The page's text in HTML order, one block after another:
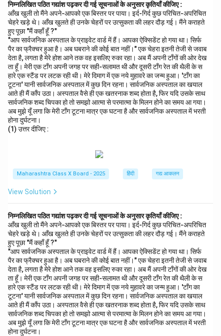
Step 2: 'आवाज ने मेरा ध्यान बांध लिया' कारक भेद
इस वाक्य में आवाज क्रिया का कारण या प्रेरक है, जो ध्यान आकर्षित
करती है। यह वाक्य प्रेरक कारक का उदाहरण है, क्योंकि आवाज ने
व्यक्ति के ध्यान को आकर्षित किया।
Download Solution in PDF
निम्नलिखित पठित गद्यांश पढ़कर दी गई सूचनाओं के अनुसार कृतियाँ कीजिए :
आँख खुली तो मैंने अपने-आपको एक बिस्तर पर पाया। इर्द-गिर्द कुछ परिचित-अपरिचित
चेहरे खड़े थे। आँख खुलते ही उनके चेहरों पर उत्सुकता की लहर दौड़ गई। मैंने कराहते
हुए पूछा "मैं कहाँ हूँ ?"
"आप सार्वजनिक अस्पताल के प्राइवेट वार्ड में हैं। आपका ऐक्सिडेंट हो गया था। सिर्फ
पैर का फ्रैक्चर हुआ है। अब घबराने की कोई बात नहीं।" एक चेहरा इतनी तेजी से जवाब
देता है, लगता है मेरे होश आने तक वह इसलिए रुका रहा। अब मैं अपनी टाँगों की ओर देख
ता हूँ। मेरी एक टाँग अपनी जगह पर सही-सलामत थी और दूसरी टाँग रेत की थैली के स
हारे एक स्टैंड पर लटक रही थी। मेरे दिमाग में एक नये मुहावरे का जन्म हुआ। 'टाँग का
टूटना' यानी सार्वजनिक अस्पताल में कुछ दिन रहना। सार्वजनिक अस्पताल का खयाल
आते ही मैं काँप उठा। अस्पताल वैसे ही एक खतरनाक शब्द होता है, फिर यदि उसके साथ
सार्वजनिक शब्द चिपका हो तो समझो आत्मा से परमात्मा के मिलन होने का समय आ गया।
अब मुझे यूँ लगा कि मेरी टाँग टूटना मात्र एक घटना है और सार्वजनिक अस्पताल में भरती
होना दुर्घटना।
(1) उत्तर दीजिए :
Maharashtra Class X Board - 2025 हिंदी गद्य आकलन
View Solution
निम्नलिखित पठित गद्यांश पढ़कर दी गई सूचनाओं के अनुसार कृतियाँ कीजिए :
आँख खुली तो मैंने अपने-आपको एक बिस्तर पर पाया। इर्द-गिर्द कुछ परिचित-अपरिचित
चेहरे खड़े थे। आँख खुलते ही उनके चेहरों पर उत्सुकता की लहर दौड़ गई। मैंने कराहते
हुए पूछा "मैं कहाँ हूँ ?"
"आप सार्वजनिक अस्पताल के प्राइवेट वार्ड में हैं। आपका ऐक्सिडेंट हो गया था। सिर्फ
पैर का फ्रैक्चर हुआ है। अब घबराने की कोई बात नहीं।" एक चेहरा इतनी तेजी से जवाब
देता है, लगता है मेरे होश आने तक वह इसलिए रुका रहा। अब मैं अपनी टाँगों की ओर देख
ता हूँ। मेरी एक टाँग अपनी जगह पर सही-सलामत थी और दूसरी टाँग रेत की थैली के स
हारे एक स्टैंड पर लटक रही थी। मेरे दिमाग में एक नये मुहावरे का जन्म हुआ। 'टाँग का
टूटना' यानी सार्वजनिक अस्पताल में कुछ दिन रहना। सार्वजनिक अस्पताल का खयाल
आते ही मैं काँप उठा। अस्पताल वैसे ही एक खतरनाक शब्द होता है, फिर यदि उसके साथ
सार्वजनिक शब्द चिपका हो तो समझो आत्मा से परमात्मा के मिलन होने का समय आ गया।
अब मुझे यूँ लगा कि मेरी टाँग टूटना मात्र एक घटना है और सार्वजनिक अस्पताल में भरती
होना दुर्घटना।